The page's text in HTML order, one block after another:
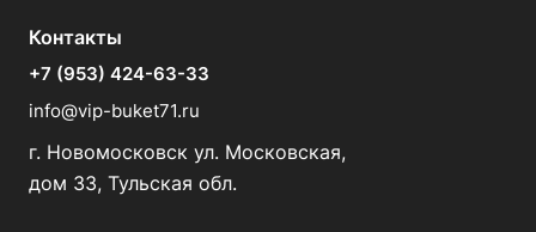
Контакты
+7 (953) 424-63-33
info@vip-buket71.ru
г. Новомосковск ул. Московская,
дом 33, Тульская обл.